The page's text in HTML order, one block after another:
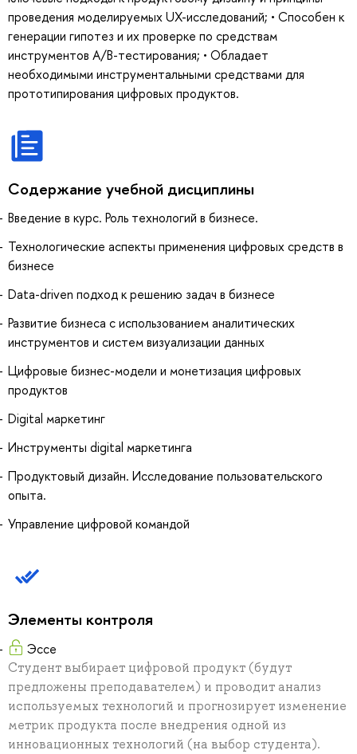
проведения моделируемых UX-исследований; • Способен к
генерации гипотез и их проверке по средствам
инструментов A/B-тестирования; • Обладает
необходимыми инструментальными средствами для
прототипирования цифровых продуктов.
Содержание учебной дисциплины
Введение в курс. Роль технологий в бизнесе.
Технологические аспекты применения цифровых средств в
бизнесе
Data-driven подход к решению задач в бизнесе
Развитие бизнеса с использованием аналитических
инструментов и систем визуализации данных
Цифровые бизнес-модели и монетизация цифровых
продуктов
Digital маркетинг
Инструменты digital маркетинга
Продуктовый дизайн. Исследование пользовательского
опыта.
Управление цифровой командой
Элементы контроля
Эссе
Студент выбирает цифровой продукт (будут
предложены преподавателем) и проводит анализ
используемых технологий и прогнозирует изменение
метрик продукта после внедрения одной из
инновационных технологий (на выбор студента).